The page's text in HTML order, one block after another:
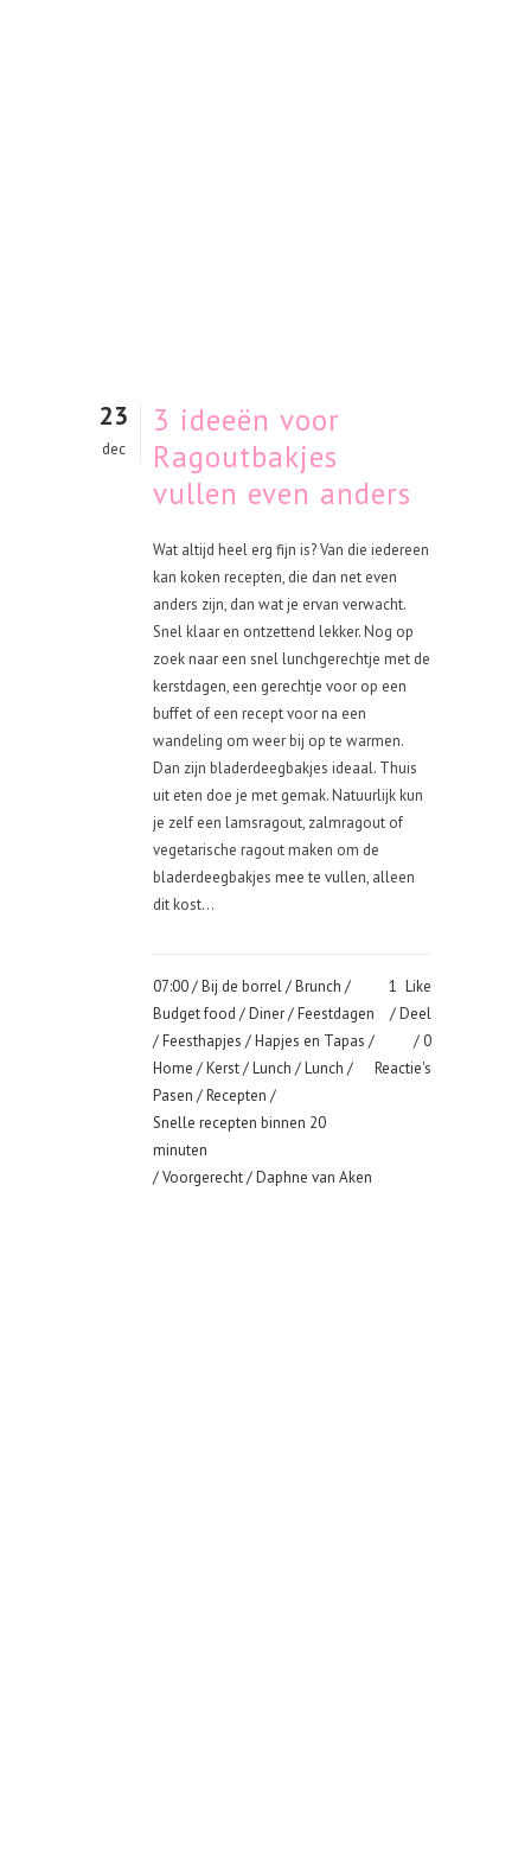
23
dec
3 ideeën voor
Ragoutbakjes
vullen even anders
Wat altijd heel erg fijn is? Van die iedereen
kan koken recepten, die dan net even
anders zijn, dan wat je ervan verwacht.
Snel klaar en ontzettend lekker. Nog op
zoek naar een snel lunchgerechtje met de
kerstdagen, een gerechtje voor op een
buffet of een recept voor na een
wandeling om weer bij op te warmen.
Dan zijn bladerdeegbakjes ideaal. Thuis
uit eten doe je met gemak. Natuurlijk kun
je zelf een lamsragout, zalmragout of
vegetarische ragout maken om de
bladerdeegbakjes mee te vullen, alleen
dit kost...
07:00 /Bij de borrel/Brunch /
Budget food /Diner/Feestdagen
/Feesthapjes /Hapjes en Tapas /
Home /Kerst/Lunch /Lunch /
Pasen /Recepten /
Snelle recepten binnen 20
minuten
/Voorgerecht/ Daphne van Aken
1 Like
Deel
0
Reactie's